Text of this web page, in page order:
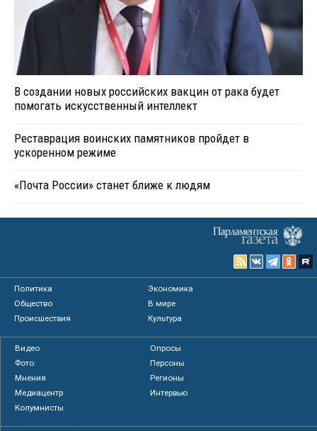
В создании новых российских вакцин от рака будет
помогать искусственный интеллект
Реставрация воинских памятников пройдет в
ускоренном режиме
«Почта России» станет ближе к людям
Политика
Экономика
Общество
В мире
Происшествия
Культура
Видео
Опросы
Фото
Персоны
Мнения
Регионы
Медиацентр
Интервью
Колумнисты